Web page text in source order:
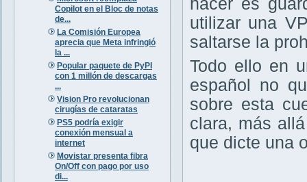
Copilot en el Bloc de notas
de...
La Comisión Europea
aprecia que Meta infringió
la ...
Popular paquete de PyPI
con 1 millón de descargas
...
Vision Pro revolucionan
cirugías de cataratas
PS5 podría exigir
conexión mensual a
internet
Movistar presenta fibra
On/Off con pago por uso
di...
hacer es
utilizar una
saltarse la
Todo ello en
español no
sobre esta
clara, más
que dicte una